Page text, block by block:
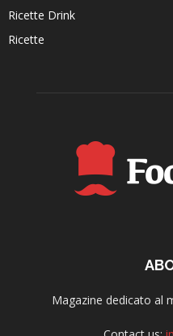
Ricette Drink
Ricette
Magazine dedicato al